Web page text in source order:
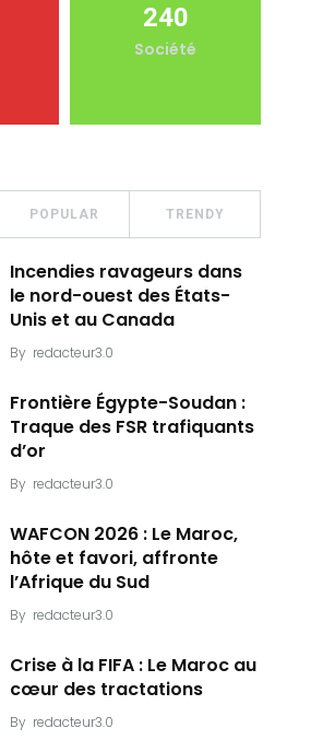
240
Société
POPULAR TRENDY
Incendies ravageurs dans
le nord-ouest des États-
Unis et au Canada
By redacteur3.0
Frontière Égypte-Soudan :
Traque des FSR trafiquants
d’or
By redacteur3.0
WAFCON 2026 : Le Maroc,
hôte et favori, affronte
l’Afrique du Sud
By redacteur3.0
Crise à la FIFA : Le Maroc au
cœur des tractations
By redacteur3.0